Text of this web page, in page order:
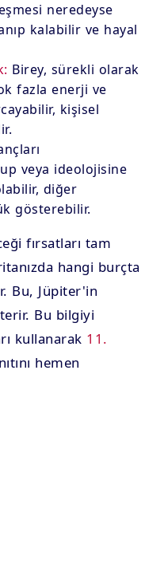
neredeyse
kalabilir ve hayal
Birey, sürekli olarak
fazla enerji ve
kişisel
veya ideolojisine
diğer
gösterebilir.
fırsatları tam
hangi burçta
Bu, Jüpiter'in
Bu bilgiyi
kullanarak 11.
hemen